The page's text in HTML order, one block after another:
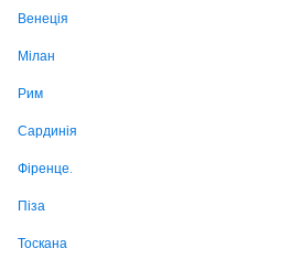
Венеція
Мілан
Рим
Сардинія
Фіренце.
Піза
Тоскана